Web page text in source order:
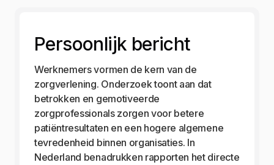
Persoonlijk bericht
Werknemers vormen de kern van de
zorgverlening. Onderzoek toont aan dat
betrokken en gemotiveerde
zorgprofessionals zorgen voor betere
patiëntresultaten en een hogere algemene
tevredenheid binnen organisaties. In
Nederland benadrukken rapporten het directe